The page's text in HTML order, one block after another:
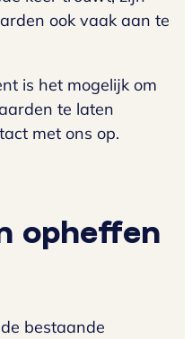
ook vaak aan te
is het mogelijk om
te laten
met ons op.
opheffen
bestaande